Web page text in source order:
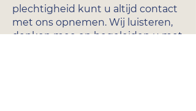
plechtigheid kunt u altijd contact
met ons opnemen. Wij luisteren,
denken mee en begeleiden u met